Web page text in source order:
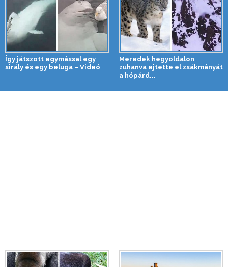
Így játszott egymással egy
sirály és egy beluga – Videó
Meredek hegyoldalon
zuhanva ejtette el zsákmányát
a hópárd...